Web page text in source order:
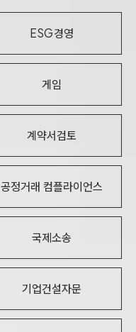
ESG경영
게임
계약서검토
공정거래 컴플라이언스
국제소송
기업건설자문